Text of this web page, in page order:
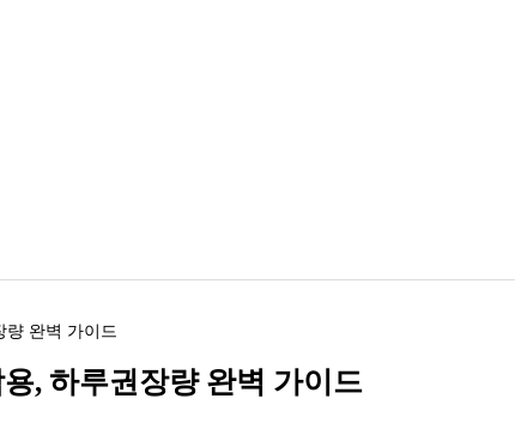
량 완벽 가이드
, 하루권장량 완벽 가이드